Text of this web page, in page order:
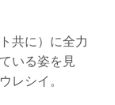
共に）に全力
いる姿を見
レシイ。